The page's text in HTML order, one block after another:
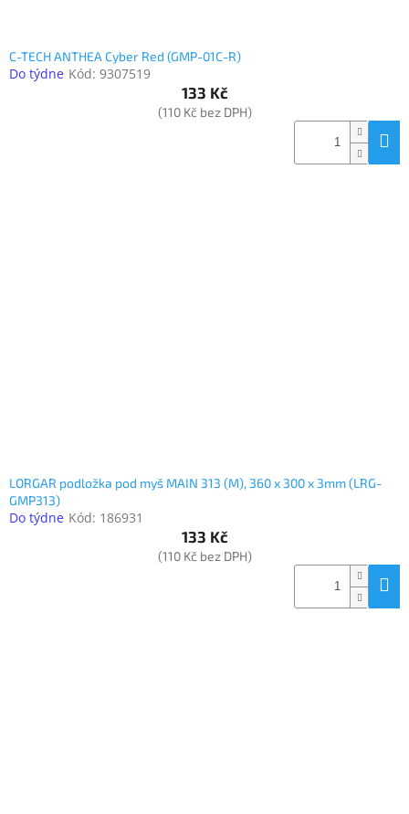
C-TECH ANTHEA Cyber Red (GMP-01C-R)
Do týdne Kód: 9307519
133 Kč
(110 Kč bez DPH)
LORGAR podložka pod myš MAIN 313 (M), 360 x 300 x 3mm (LRG-
GMP313)
Do týdne Kód: 186931
133 Kč
(110 Kč bez DPH)